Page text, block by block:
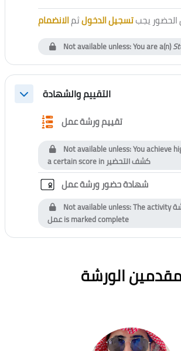
يجبتسجيل الدخولثمالانضمام
Not available unless: You are a(n)
Collapseالتقييم والشهادة
تقييم ورشة عملQuestionnaire
Not available unless: You achieve
a certain score inكشف التحضير
شهادة حضور ورشة عملCustom
Not available unless: The activity
عملis marked complete
الورشة